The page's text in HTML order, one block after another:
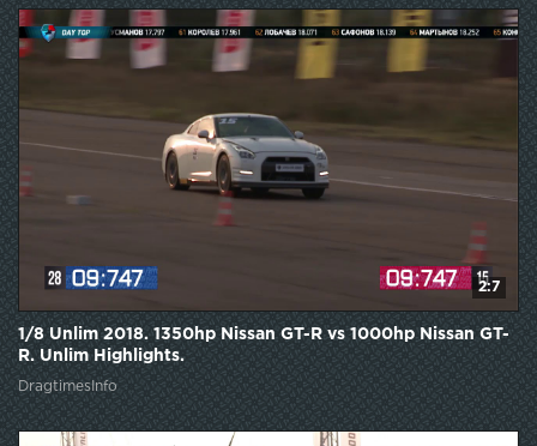
2:7
1/8 Unlim 2018. 1350hp Nissan GT-R vs 1000hp Nissan GT-
R. Unlim Highlights.
DragtimesInfo